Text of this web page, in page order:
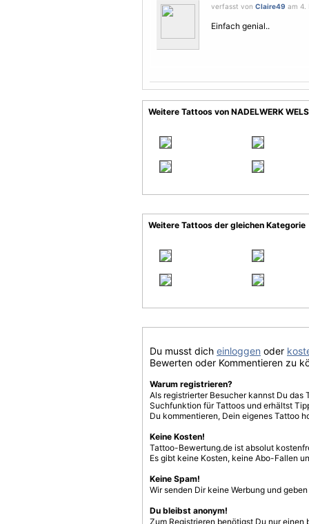
verfasst von Claire49 am 4.
Einfach genial..
Weitere Tattoos von NADELWERK WELS
Weitere Tattoos der gleichen Kategorie
Du musst dich einloggen oder
Bewerten oder Kommentieren zu
Warum registrieren?
Als registrierter Besucher kannst Du
Suchfunktion für Tattoos und erhältst
Du kommentieren, Dein eigenes Tattoo
Keine Kosten!
Tattoo-Bewertung.de ist absolut
Es gibt keine Kosten, keine Abo-Fallen
Keine Spam!
Wir senden Dir keine Werbung und
Du bleibst anonym!
Zum Registrieren benötigst Du nur einen